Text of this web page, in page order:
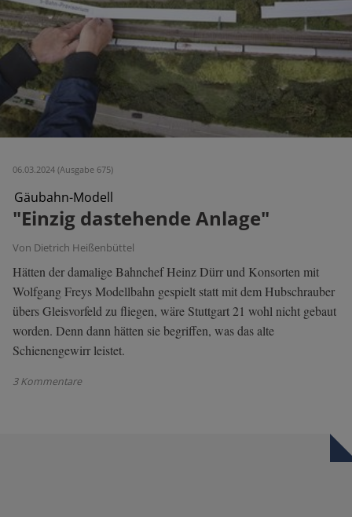
06.03.2024 (Ausgabe 675)
Gäubahn-Modell
"Einzig dastehende Anlage"
Von Dietrich Heißenbüttel
Hätten der damalige Bahnchef Heinz Dürr und Konsorten mit
Wolfgang Freys Modellbahn gespielt statt mit dem Hubschrauber
übers Gleisvorfeld zu fliegen, wäre Stuttgart 21 wohl nicht gebaut
worden. Denn dann hätten sie begriffen, was das alte
Schienengewirr leistet.
3 Kommentare